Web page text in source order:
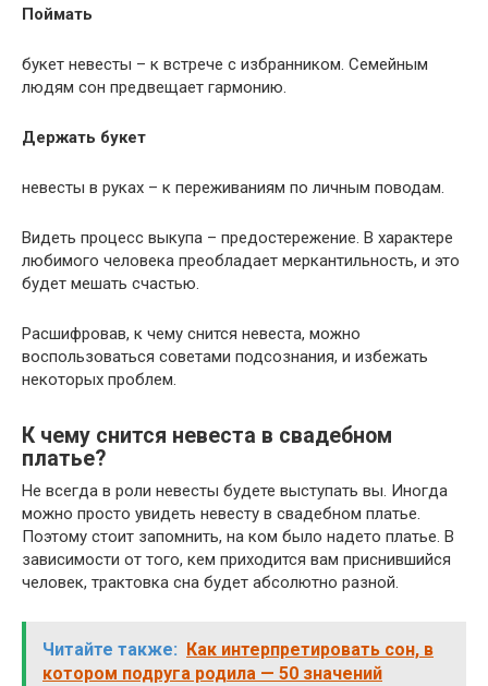
Поймать
букет невесты – к встрече с избранником. Семейным
людям сон предвещает гармонию.
Держать букет
невесты в руках – к переживаниям по личным поводам.
Видеть процесс выкупа – предостережение. В характере
любимого человека преобладает меркантильность, и это
будет мешать счастью.
Расшифровав, к чему снится невеста, можно
воспользоваться советами подсознания, и избежать
некоторых проблем.
К чему снится невеста в свадебном
платье?
Не всегда в роли невесты будете выступать вы. Иногда
можно просто увидеть невесту в свадебном платье.
Поэтому стоит запомнить, на ком было надето платье. В
зависимости от того, кем приходится вам приснившийся
человек, трактовка сна будет абсолютно разной.
Читайте также:
Как интерпретировать сон, в
котором подруга родила — 50 значений